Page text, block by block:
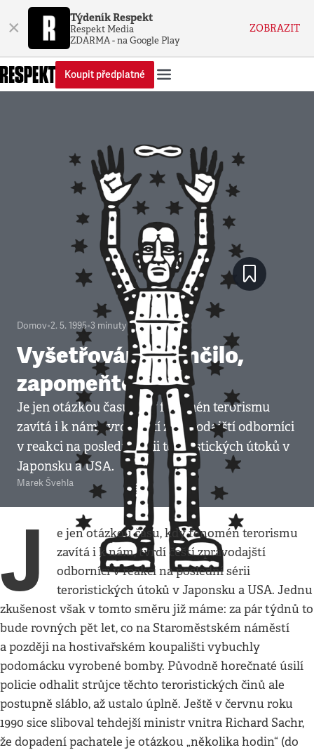
× Týdeník Respekt
Respekt Media
ZDARMA - na Google Play
ZOBRAZIT
Koupit předplatné
Domov•2. 5. 1995•3 minuty
Vyšetřování skončilo,
zapomeňte
Je jen otázkou času, kdy fenomén terorismu
zavítá i k nám, tvrdí čeští zpravodajští odborníci
v reakci na poslední sérii teroristických útoků v
Japonsku a USA.
Marek Švehla
J
e jen otázkou času, kdy fenomén terorismu
zavítá i k nám, tvrdí čeští zpravodajští
odborníci v reakci na poslední sérii
teroristických útoků v Japonsku a USA. Jednu
zkušenost však v tomto směru již máme: za pár týdnů to
bude rovných pět let, co na Staroměstském náměstí
a později na hostivařském koupališti vybuchly
podomácku vyrobené bomby. Původně horečnaté úsilí
policie odhalit strůjce těchto teroristických činů ale
postupně sláblo, až ustalo úplně. Ještě v červnu roku
1990 sice sliboval tehdejší ministr vnitra Richard Sachr,
že dopadení pachatele je otázkou „několika hodin“ (do